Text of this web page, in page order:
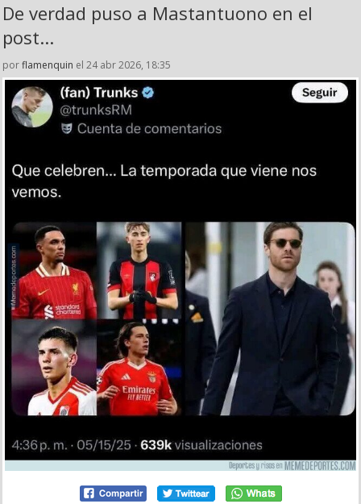
De verdad puso a Mastantuono en el
post...
porflamenquin el 24 abr 2026, 18:35